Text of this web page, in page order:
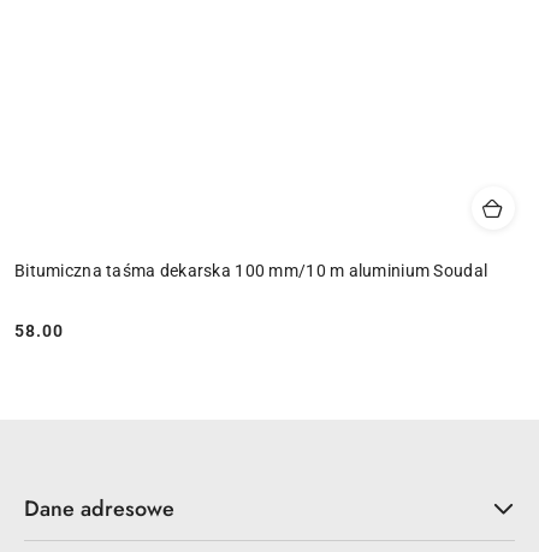
Bitumiczna taśma dekarska 100 mm/10 m aluminium Soudal
Cena:
58.00
Dane adresowe